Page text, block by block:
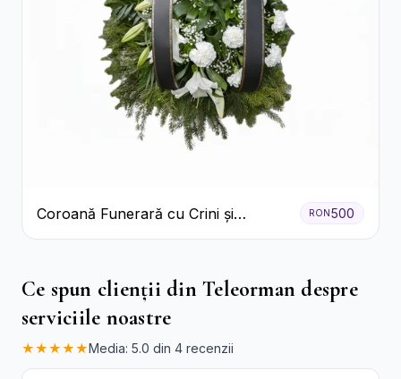
Coroană Funerară cu Crini și
Garoafe Albe
RON500
Ce spun clienții din Teleorman despre
serviciile noastre
★★★★★Media: 5.0 din 4 recenzii